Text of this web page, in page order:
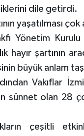
dile getirdi.
yaşatılması çok
Yönetim
hayır şartının
büyük anlam
Vakıflar
sünnet olan 28
çeşitli